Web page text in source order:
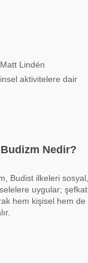
Lindén
aktivitelere dair
Budizm Nedir?
Budist ilkeleri sosyal,
uygular; şefkat
hem kişisel hem de